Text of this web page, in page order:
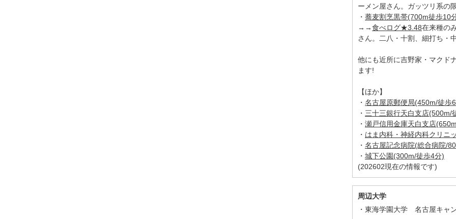
ーメン屋さん。ガッツリ系の
・ 蕎麦割烹黒帯(700m徒歩10
→→食べログ★3.48在来種の
さん。二八・十割、細打ち・
他にも近所に吉野家・マクド
ます!
【ほか】
・ 名古屋原郵便局(450m/徒歩
・ 三十三銀行天白支店(500m/
・ 瀬戸信用金庫天白支店
・ はま内科・神経内科クリニ
・ 名古屋記念病院(総合病院/
・ 城下公園(300m/徒歩4分)
(202602現在の情報です)
周辺大学
東海学園大学 名古屋キャ